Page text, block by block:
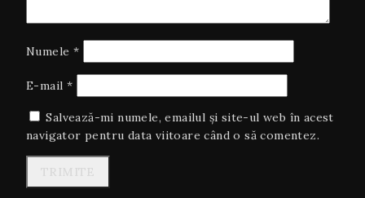
Numele *
E-mail *
Salvează-mi numele, emailul și site-ul web în acest
navigator pentru data viitoare când o să comentez.